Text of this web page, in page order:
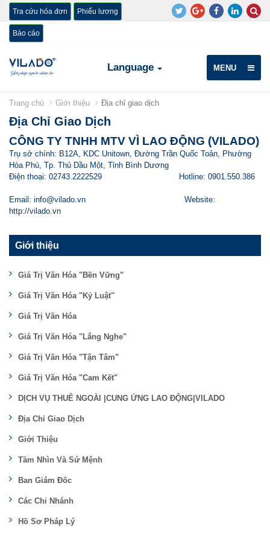
Tra cứu hóa đơn Phiếu lương
Báo cáo
Language MENU
Trang chủ Giới thiệu Địa chỉ giao dịch
Địa Chỉ Giao Dịch
CÔNG TY TNHH MTV VÌ LAO ĐỘNG (VILADO)
Trụ sở chính: B12A, KDC Unitown, Đường Trần Quốc Toản, Phường
Hòa Phú, Tp. Thủ Dầu Một, Tỉnh Bình Dương
Điện thoại: 02743.2222529
Hotline: 0901.550.386
Email: info@vilado.vn
Website:
http://vilado.vn
Giới thiệu
Giá Trị Văn Hóa "Bền Vững"
Giá Trị Văn Hóa "Kỷ Luật"
Giá Trị Văn Hóa
Giá Trị Văn Hóa "Lắng Nghe"
Giá Trị Văn Hóa "Tận Tâm"
Giá Trị Văn Hóa "Cam Kết"
DỊCH VỤ THUÊ NGOÀI |CUNG ỨNG LAO ĐỘNG|VILADO
Địa Chỉ Giao Dịch
Giới Thiệu
Tầm Nhìn Và Sứ Mệnh
Ban Giám Đốc
Các Chi Nhánh
Hồ Sơ Pháp Lý